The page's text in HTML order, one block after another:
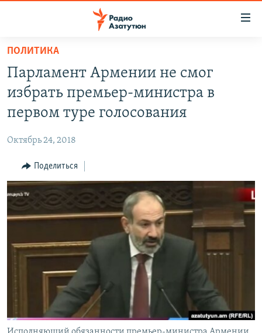
Перейти
основному
содержанию
Перейти
основной
навигации
Перейти
поиску
НОВОСТИ
ПОЛИТИКА
ЭКОНОМИКА
РЕГИОН
НАГОРНЫЙ КАРАБАХ
КУЛЬТУРА
АРХИВ
Հայերեն
English
Русский
ПОЛИТИКА
Парламент Армении не смог
избрать премьер-министра в
первом туре голосования
Октябрь 24, 2018
Поделиться